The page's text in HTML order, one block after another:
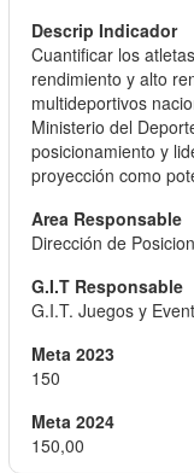
Cuantificar los
rendimiento y alto
multideportivos
Ministerio del
posicionamiento y
proyección como
Dirección de
G.I.T. Juegos y
150
150,00